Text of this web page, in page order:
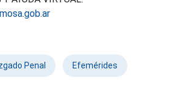
Penal Efemérides